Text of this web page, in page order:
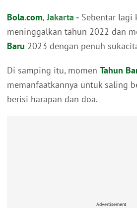
Bola.com, Jakarta - Sebentar lagi
meninggalkan tahun 2022 dan
Baru 2023 dengan penuh
Di samping itu, momen Tahun
memanfaatkannya untuk saling
berisi harapan dan doa.
Advertisement